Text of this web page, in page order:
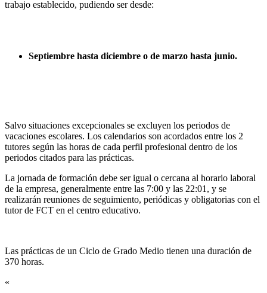
trabajo establecido, pudiendo ser desde:
Septiembre hasta diciembre o de marzo hasta junio.
Salvo situaciones excepcionales se excluyen los periodos de
vacaciones escolares. Los calendarios son acordados entre los 2
tutores según las horas de cada perfil profesional dentro de los
periodos citados para las prácticas.
La jornada de formación debe ser igual o cercana al horario laboral
de la empresa, generalmente entre las 7:00 y las 22:01, y se
realizarán reuniones de seguimiento, periódicas y obligatorias con el
tutor de FCT en el centro educativo.
Las prácticas de un Ciclo de Grado Medio tienen una duración de
370 horas.
«